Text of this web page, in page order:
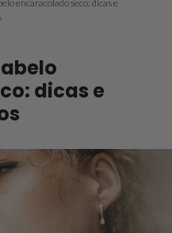
encaracolado seco: dicas e
dicas e